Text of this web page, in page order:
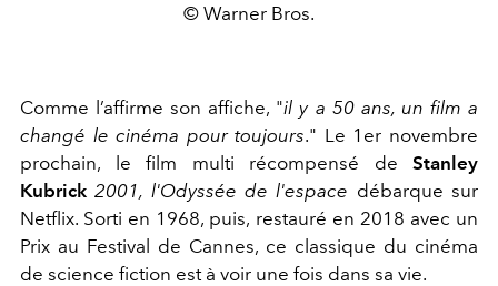
© Warner Bros.
Comme l’affirme son affiche, "il y a 50 ans, un film a
changé le cinéma pour toujours." Le 1er novembre
prochain, le film multi récompensé de Stanley
Kubrick 2001, l'Odyssée de l'espace débarque sur
Netflix. Sorti en 1968, puis, restauré en 2018 avec un
Prix au Festival de Cannes, ce classique du cinéma
de science fiction est à voir une fois dans sa vie.